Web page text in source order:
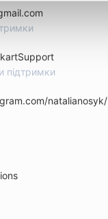
підтримки
natalianosyk/